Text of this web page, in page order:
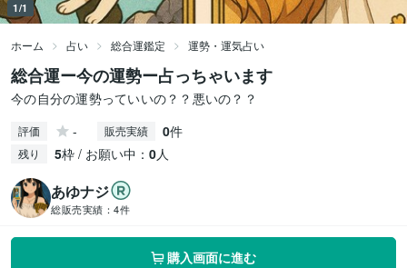
1/1
ホーム 占い 総合運鑑定 運勢・運気占い
総合運ー今の運勢ー占っちゃいます
今の自分の運勢っていいの？？悪いの？？
評価 - 販売実績 0件
残り 5枠 / お願い中： 0人
あゆナジ
総販売実績： 4件
購入画面に進む